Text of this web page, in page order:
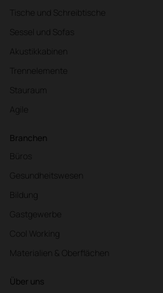
Tische und Schreibtische
Sessel und Sofas
Akustikkabinen
Trennelemente
Stauraum
Agile
Branchen
Büros
Gesundheitswesen
Bildung
Gastgewerbe
Cool Working
Materialien & Oberflächen
Über uns